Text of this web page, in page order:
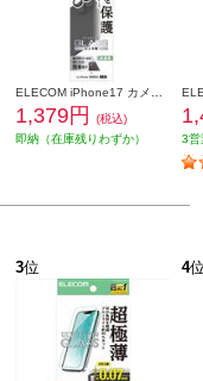
1,379円
(税込)
即納（在庫残りわずか）
3営
3位 4